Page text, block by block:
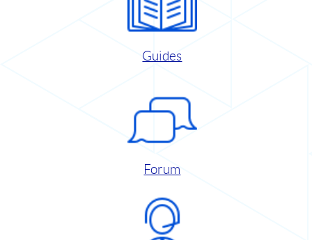
Guides
Forum